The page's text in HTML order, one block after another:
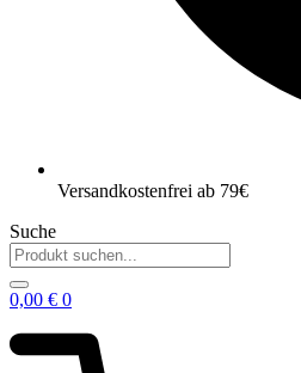
Versandkostenfrei ab 79€
Suche
0,00 € 0